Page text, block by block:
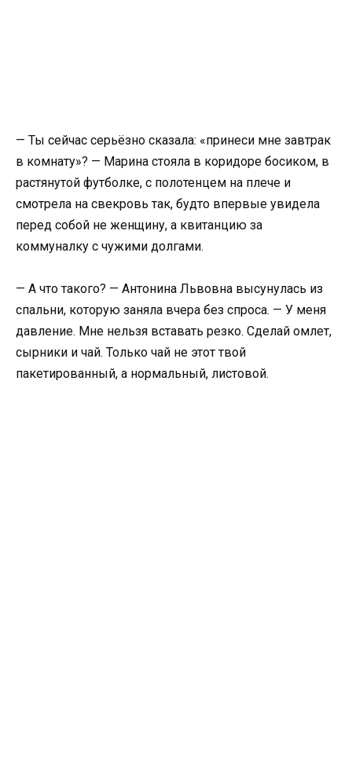
— Ты сейчас серьёзно сказала: «принеси мне завтрак
в комнату»? — Марина стояла в коридоре босиком, в
растянутой футболке, с полотенцем на плече и
смотрела на свекровь так, будто впервые увидела
перед собой не женщину, а квитанцию за
коммуналку с чужими долгами.
— А что такого? — Антонина Львовна высунулась из
спальни, которую заняла вчера без спроса. — У меня
давление. Мне нельзя вставать резко. Сделай омлет,
сырники и чай. Только чай не этот твой
пакетированный, а нормальный, листовой.